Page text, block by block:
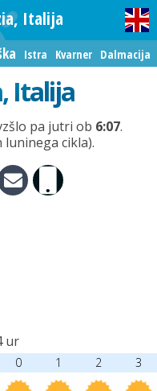
Italija
Istra Kvarner Dalmacija
Italija
pa jutri ob 6:07.
luninega cikla).
ur
0 1 2 3